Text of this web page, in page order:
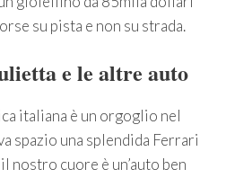
su pista e non su strada.
e le altre auto
italiana è un orgoglio nel
spazio una splendida Ferrari
nostro cuore è un’auto ben